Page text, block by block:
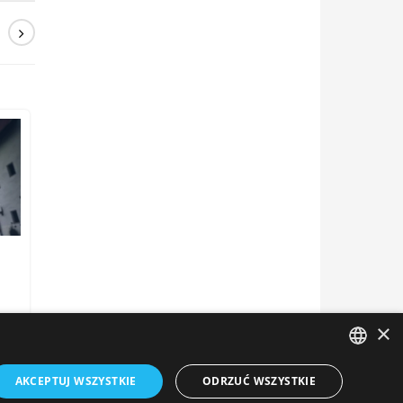
ENGLISH
×
AKCEPTUJ WSZYSTKIE ODRZUĆ WSZYSTKIE